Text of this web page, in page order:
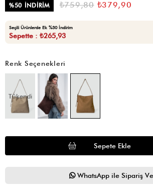
%50 İNDIRIM ₺759,80 ₺379,90
Seçili Ürünlerde Ek %30 İndirim
Sepette : ₺265,93
Renk Seçenekleri
Tükendi
WhatsApp ile Sipariş